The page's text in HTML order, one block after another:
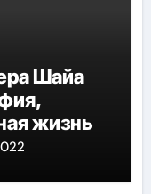
Шайа
жизнь